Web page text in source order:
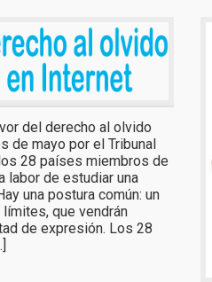
del derecho al olvido
de mayo por el Tribunal
28 países miembros de
labor de estudiar una
una postura común: un
que vendrán
de expresión. Los 28